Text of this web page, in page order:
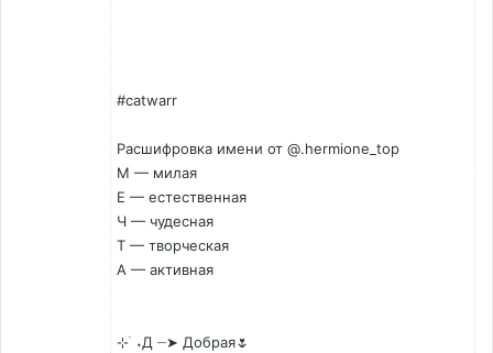
#catwarr
Расшифровка имени от @.hermione_top
М — милая
Е — естественная
Ч — чудесная
Т — творческая
А — активная
⊹ ࣪ ˖Д ┈➤ Добрая🌷